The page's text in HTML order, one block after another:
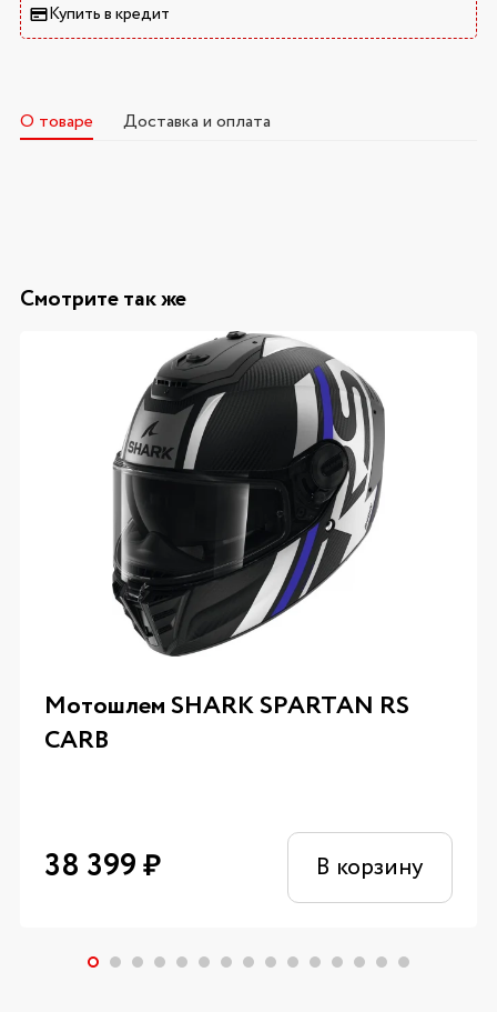
Купить в кредит
О товаре Доставка и оплата
Смотрите так же
Мотошлем SHARK SPARTAN RS
CARB
38 399₽ В корзину